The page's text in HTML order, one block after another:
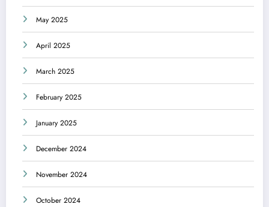
May 2025
April 2025
March 2025
February 2025
January 2025
December 2024
November 2024
October 2024